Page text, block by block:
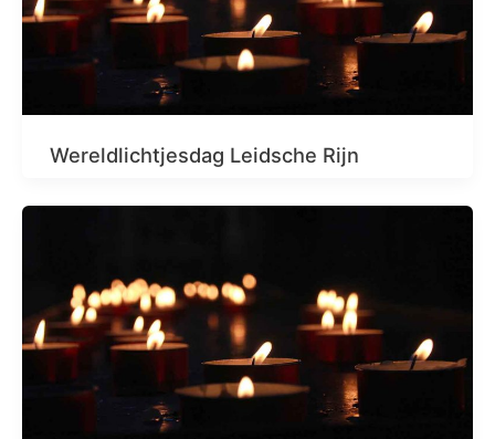
Wereldlichtjesdag Leidsche Rijn